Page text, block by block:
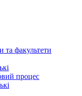
та факультети
процес